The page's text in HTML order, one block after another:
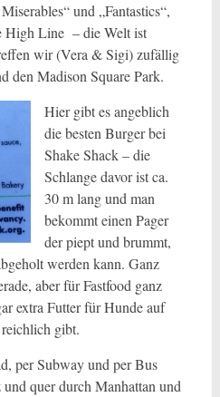
und „Fantastics“,
High Line – die Welt ist
wir (Vera & Sigi) zufällig
den Madison Square Park.
Hier gibt es angeblich
die besten Burger bei
Shake Shack – die
Schlange davor ist ca.
30 m lang und man
bekommt einen Pager
der piept und brummt,
werden kann. Ganz
aber für Fastfood ganz
extra Futter für Hunde auf
gibt.
per Subway und per Bus
quer durch Manhattan und